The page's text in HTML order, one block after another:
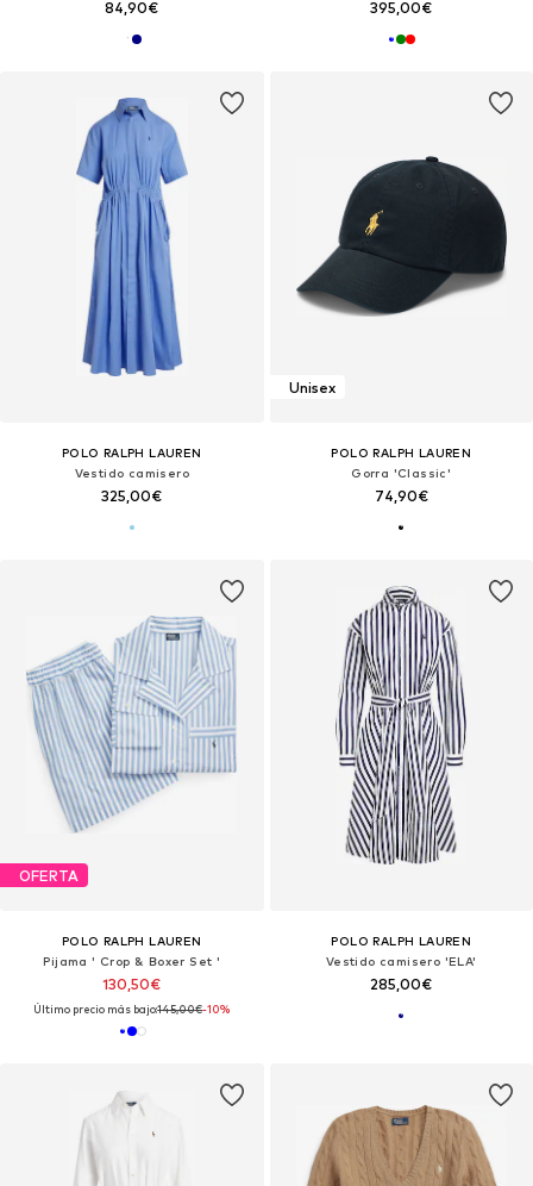
84,90€ 395,00€
POLO RALPH LAUREN
Vestido camisero
325,00€
Unisex
POLO RALPH LAUREN
Gorra 'Classic'
74,90€
OFERTA
POLO RALPH LAUREN
Pijama ' Crop & Boxer Set '
130,50€
Último precio más bajo:145,00€-10%
POLO RALPH LAUREN
Vestido camisero 'ELA'
285,00€